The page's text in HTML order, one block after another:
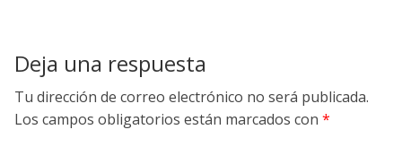
Deja una respuesta
Tu dirección de correo electrónico no será publicada.
Los campos obligatorios están marcados con *